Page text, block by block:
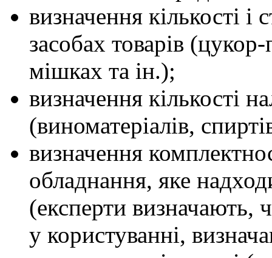
визначення кількості
засобах товарів
мішках та ін.);
визначення кількості
(виноматеріалів,
визначення
обладнання, яке
(експерти визначають,
у користуванні,